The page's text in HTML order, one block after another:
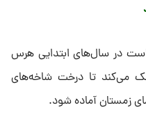
در سال‌های ابتدایی هرس
می‌کند تا درخت شاخه‌های
زمستان آماده شود.